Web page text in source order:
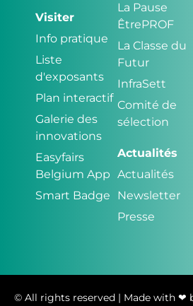
Visiter
Info pratique
Liste
d'exposants
Plan interactif
Galerie des
innovations
Easyfairs
Belgium App
Smart Badge
La Pause
ÊtrePROF
La Classe du
Futur
InfraSett
Comité de
sélection
Actualités
Actualités
Newsletter
Presse
© All rights reserved | Made with ❤